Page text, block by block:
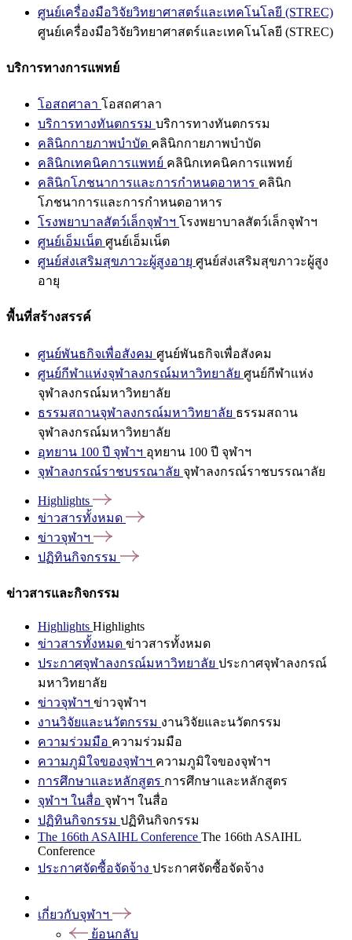
ศูนย์เครื่องมือวิจัยวิทยาศาสตร์และเทคโนโลยี (STREC)
ศูนย์เครื่องมือวิจัยวิทยาศาสตร์และเทคโนโลยี (STREC)
บริการทางการแพทย์
โอสถศาลา โอสถศาลา
บริการทางทันตกรรม บริการทางทันตกรรม
คลินิกกายภาพบำบัด คลินิกกายภาพบำบัด
คลินิกเทคนิคการแพทย์ คลินิกเทคนิคการแพทย์
คลินิกโภชนาการและการกำหนดอาหาร คลินิก
โภชนาการและการกำหนดอาหาร
โรงพยาบาลสัตว์เล็กจุฬาฯ โรงพยาบาลสัตว์เล็กจุฬาฯ
ศูนย์เอ็มเน็ต ศูนย์เอ็มเน็ต
ศูนย์ส่งเสริมสุขภาวะผู้สูงอายุ ศูนย์ส่งเสริมสุขภาวะผู้สูง
อายุ
พื้นที่สร้างสรรค์
ศูนย์พันธกิจเพื่อสังคม ศูนย์พันธกิจเพื่อสังคม
ศูนย์กีฬาแห่งจุฬาลงกรณ์มหาวิทยาลัย ศูนย์กีฬาแห่ง
จุฬาลงกรณ์มหาวิทยาลัย
ธรรมสถานจุฬาลงกรณ์มหาวิทยาลัย ธรรมสถาน
จุฬาลงกรณ์มหาวิทยาลัย
อุทยาน 100 ปี จุฬาฯ อุทยาน 100 ปี จุฬาฯ
จุฬาลงกรณ์ราชบรรณาลัย จุฬาลงกรณ์ราชบรรณาลัย
Highlights
ข่าวสารทั้งหมด
ข่าวจุฬาฯ
ปฏิทินกิจกรรม
ข่าวสารและกิจกรรม
Highlights Highlights
ข่าวสารทั้งหมด ข่าวสารทั้งหมด
ประกาศจุฬาลงกรณ์มหาวิทยาลัย ประกาศจุฬาลงกรณ์
มหาวิทยาลัย
ข่าวจุฬาฯ ข่าวจุฬาฯ
งานวิจัยและนวัตกรรม งานวิจัยและนวัตกรรม
ความร่วมมือ ความร่วมมือ
ความภูมิใจของจุฬาฯ ความภูมิใจของจุฬาฯ
การศึกษาและหลักสูตร การศึกษาและหลักสูตร
จุฬาฯ ในสื่อ จุฬาฯ ในสื่อ
ปฏิทินกิจกรรม ปฏิทินกิจกรรม
The 166th ASAIHL Conference The 166th ASAIHL
Conference
ประกาศจัดซื้อจัดจ้าง ประกาศจัดซื้อจัดจ้าง
เกี่ยวกับจุฬาฯ
ย้อนกลับ